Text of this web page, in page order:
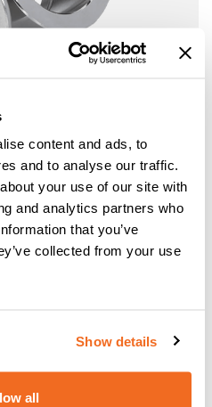
content and ads, to
and to analyse our traffic.
your use of our site with
and analytics partners who
that you’ve
collected from your use
Show details
all
RÄDERN
auf Rädern